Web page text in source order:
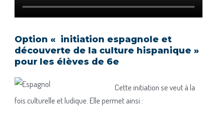
Option « initiation espagnole et
découverte de la culture hispanique »
pour les élèves de 6e
Cette initiation se veut à la
fois culturelle et ludique. Elle permet ainsi :